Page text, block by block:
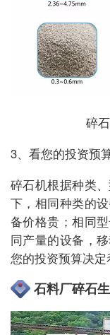
碎
3、看您的投资预
碎石机根据种类
下，相同种类的
备价格贵；相同
同产量的设备，
您的投资预算决定
石料厂碎石